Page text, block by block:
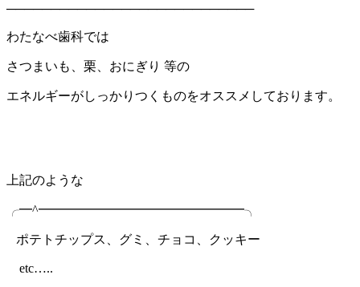
────────────────────────────
わたなべ歯科では
さつまいも、栗、おにぎり 等の
エネルギーがしっかりつくものをオススメしております。
上記のような
╭━^━━━━━━━━━━━━━━━━╮
ポテトチップス、グミ、チョコ、クッキー
etc…..